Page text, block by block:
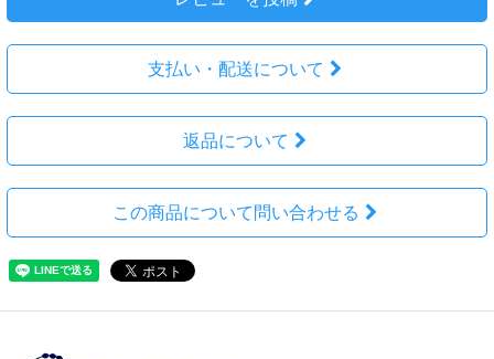
支払い・配送について
返品について
この商品について問い合わせる